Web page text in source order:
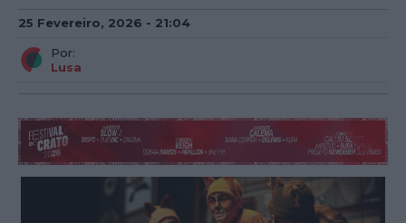
25 Fevereiro, 2026 - 21:04
Por:
Lusa